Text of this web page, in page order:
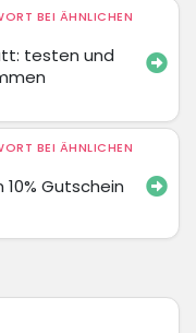
BEI ÄHNLICHEN
testen und
BEI ÄHNLICHEN
Gutschein